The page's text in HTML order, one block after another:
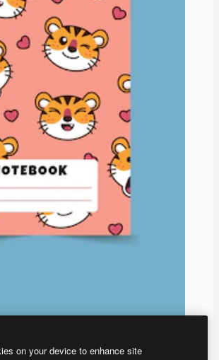
on your device to enhance site